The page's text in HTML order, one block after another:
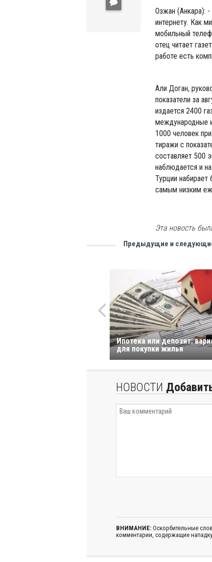
Озжан (Анкара):
интернету. Как
мобильный
отец читает
работе есть
Али Доган,
показатели за
издается 2400
международные
1000 человек
тиражи с
составляет 500
наблюдается и
Турции
самым низким
Эта новость
Предыдущие и
Ипотека или депозит:
для покупки жилья
НОВОСТИ
ВНИМАНИЕ: Оскорбительные
комментарии, содержащие